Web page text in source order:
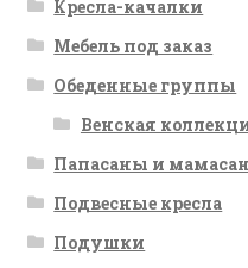
Кресла-качалки
Мебель под заказ
Обеденные группы
Венская
Папасаны и
Подвесные кресла
Подушки